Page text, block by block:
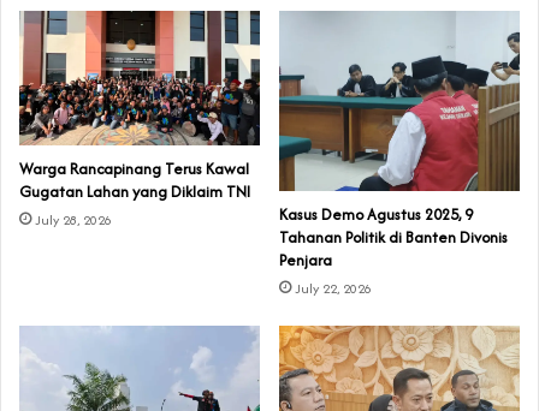
‎Warga Rancapinang Terus Kawal
Gugatan Lahan yang Diklaim TNI‎‎
July 28, 2026
‎Kasus Demo Agustus 2025, 9
Tahanan Politik di Banten Divonis
Penjara
July 22, 2026